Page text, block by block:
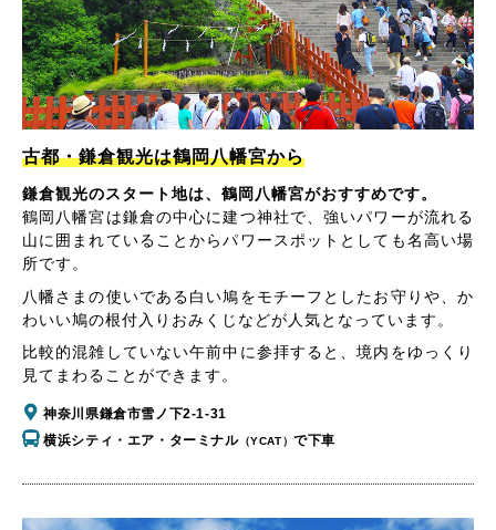
古都・鎌倉観光は鶴岡八幡宮から
鎌倉観光のスタート地は、鶴岡八幡宮がおすすめです。
鶴岡八幡宮は鎌倉の中心に建つ神社で、強いパワーが流れる
山に囲まれていることからパワースポットとしても名高い場
所です。
八幡さまの使いである白い鳩をモチーフとしたお守りや、か
わいい鳩の根付入りおみくじなどが人気となっています。
比較的混雑していない午前中に参拝すると、境内をゆっくり
見てまわることができます。
神奈川県鎌倉市雪ノ下2-1-31
横浜シティ・エア・ターミナル（YCAT）で下車